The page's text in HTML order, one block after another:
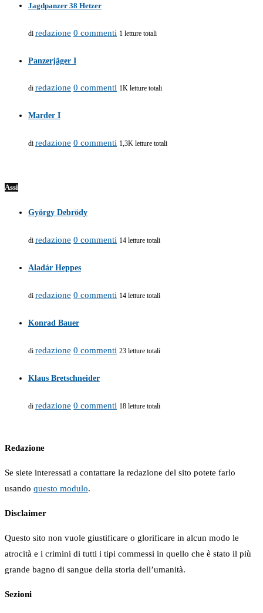
Jagdpanzer 38 Hetzer
di redazione 0 commenti 1 letture totali
Panzerjäger I
di redazione 0 commenti 1K letture totali
Marder I
di redazione 0 commenti 1,3K letture totali
Assi
György Debrödy
di redazione 0 commenti 14 letture totali
Aladár Heppes
di redazione 0 commenti 14 letture totali
Konrad Bauer
di redazione 0 commenti 23 letture totali
Klaus Bretschneider
di redazione 0 commenti 18 letture totali
Redazione
Se siete interessati a contattare la redazione del sito potete farlo
usando questo modulo.
Disclaimer
Questo sito non vuole giustificare o glorificare in alcun modo le
atrocità e i crimini di tutti i tipi commessi in quello che è stato il più
grande bagno di sangue della storia dell’umanità.
Sezioni